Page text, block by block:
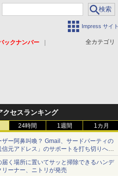
Impress サイト
全カテゴリ
ックナンバー
クセスランキング
24時間 1週間 1カ月
ザー阿鼻叫喚？ Gmail、サードパーティの
信元アドレス」のサポートを打ち切りへ
じうまWatch】
届く場所に置いてサッと掃除できるハンデ
リーナー、ニトリが発売